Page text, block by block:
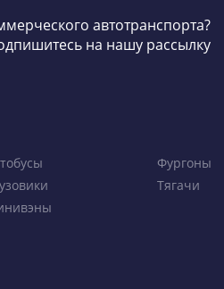
автотранспорта?
на нашу рассылку
Фургоны
Тягачи